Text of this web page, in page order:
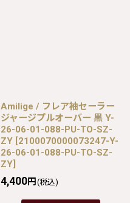
Amilige / フレア袖セーラー
ジャージプルオーバー 黒 Y-
26-06-01-088-PU-TO-SZ-
ZY [2100070000073247-Y-
26-06-01-088-PU-TO-SZ-
ZY]
4,400円 (税込)